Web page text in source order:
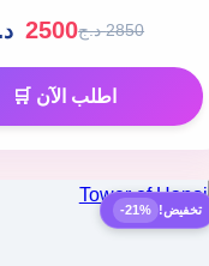
2850 د.ج 2500
اطلب الآن 🛒
تخفيض! -21%